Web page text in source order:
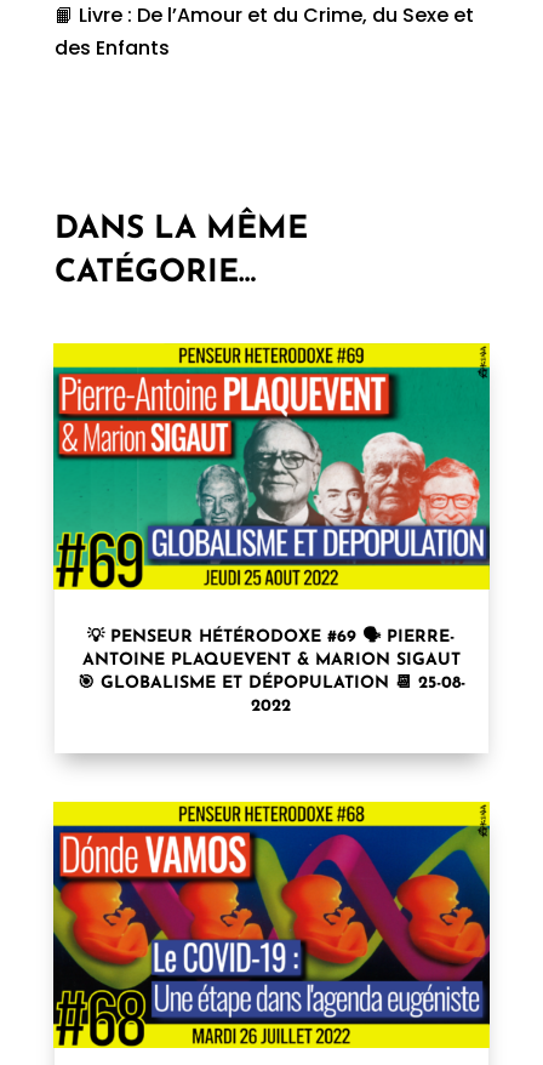
📙 Livre : De l’Amour et du Crime, du Sexe et
des Enfants
DANS LA MÊME
CATÉGORIE…
💡 PENSEUR HÉTÉRODOXE #69 🗣 PIERRE-
ANTOINE PLAQUEVENT & MARION SIGAUT
🎯 GLOBALISME ET DÉPOPULATION 📆 25-08-
2022